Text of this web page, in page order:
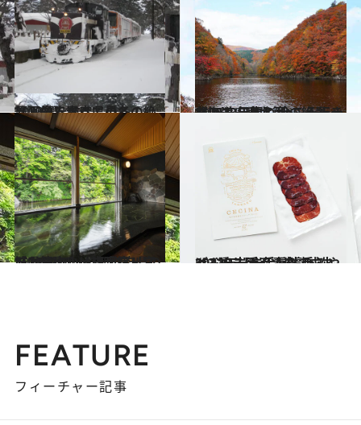
2023.12.16
【画像】青森県の冬の絶景10選をすべて見る！
旅＆お出かけ 2023.10.12
【2023年版】 今こそ行きたい！ 日本の秋の絶景 ～北海道・東北篇～
旅＆お出かけ
2022.8.16
【2022年】47都道府県の ひとりにいい温泉宿リスト118選！ ～岩手県・宮城県篇～
旅＆お出かけ 2021.12.26
2022年【岩手県】手みやげ3選 スペイン流熟成生ハムを岩手産素材で
グルメ
FEATURE
フィーチャー記事